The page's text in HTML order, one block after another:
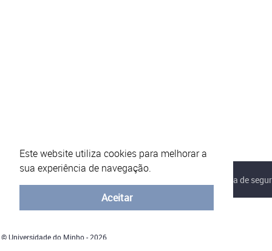
Este website utiliza cookies para melhorar a
sua experiência de navegação.
Aceitar
Política de
© Universidade do Minho - 2026